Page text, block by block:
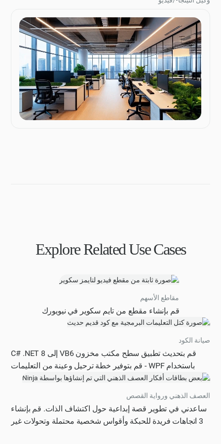
Explore Related Use Cases
مقاطع الأسهم
قم بإنشاء مقطع من تايم سكوير في نيويورك
صيانة الكود
قم بتحديث تطبيق سطح مكتب مخزون VB6 إلى C# .NET 8
باستخدام WPF - قم بتوفير خطة ترحيل وعينة من التعليمات
البرمجية المعاد كتابتها لنموذج واحد.
العصف الذهني ورواية القصص
ساعدني في تطوير قصة إبداعية حول اكتشاف الذات. قم بإنشاء
3 اتجاهات فريدة للحبكة وأقواس شخصية محتملة وتحولات غير